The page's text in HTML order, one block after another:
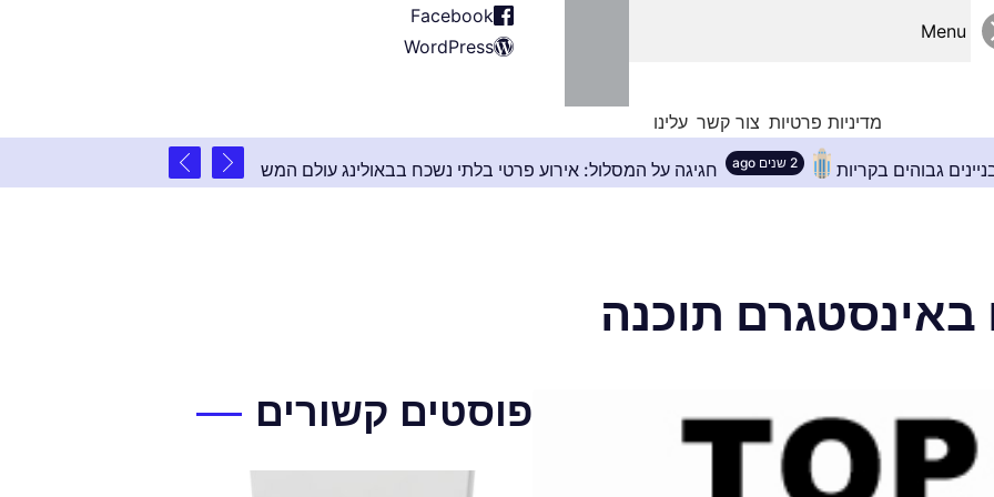
Menu
מדיניות פרטיות צור קשר עלינו
Facebook
WordPress
המושלם לבניינים גבוהים בקריות 2 שנים ago חגיגה על המסלול: אירוע פרטי בלתי נשכח בבאולינג עולם המשחקים
באינסטגרם תוכנה
פוסטים קשורים